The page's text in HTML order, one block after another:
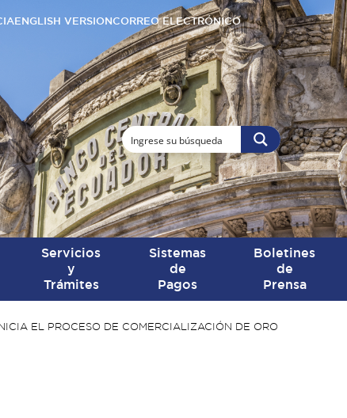
ENGLISH VERSIONCORREO ELECTRÓNICO
Servicios
y
Trámites
Sistemas
de
Pagos
Boletines
de
Prensa
EL PROCESO DE COMERCIALIZACIÓN DE ORO